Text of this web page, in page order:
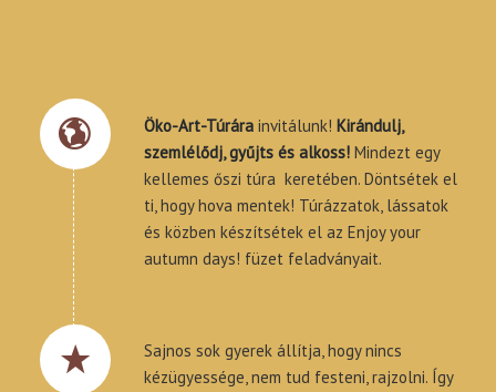
Öko-Art-Túrárainvitálunk! Kirándulj,
szemlélődj, gyűjts és alkoss!Mindezt egy
kellemes őszi túra keretében. Döntsétek el
ti, hogy hova mentek! Túrázzatok, lássatok
és közben készítsétek el az Enjoy your
autumn days! füzet feladványait.
Sajnos sok gyerek állítja, hogy nincs
kézügyessége, nem tud festeni, rajzolni. Így